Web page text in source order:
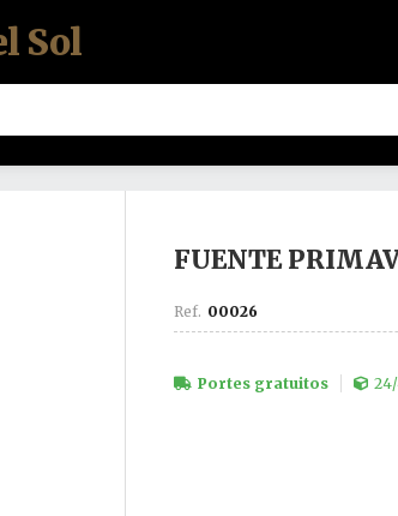
Sol
FUENTE
00026
Portes gratuitos